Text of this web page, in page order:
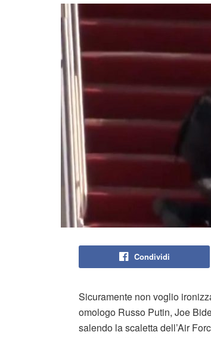
Condividi
Sicuramente non voglio
omologo Russo Putin, Joe
salendo la scaletta dell’Air